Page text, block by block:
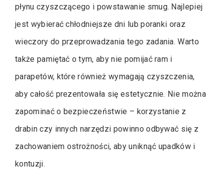
płynu czyszczącego i powstawanie smug. Najlepiej
jest wybierać chłodniejsze dni lub poranki oraz
wieczory do przeprowadzania tego zadania. Warto
także pamiętać o tym, aby nie pomijać ram i
parapetów, które również wymagają czyszczenia,
aby całość prezentowała się estetycznie. Nie można
zapominać o bezpieczeństwie – korzystanie z
drabin czy innych narzędzi powinno odbywać się z
zachowaniem ostrożności, aby uniknąć upadków i
kontuzji.